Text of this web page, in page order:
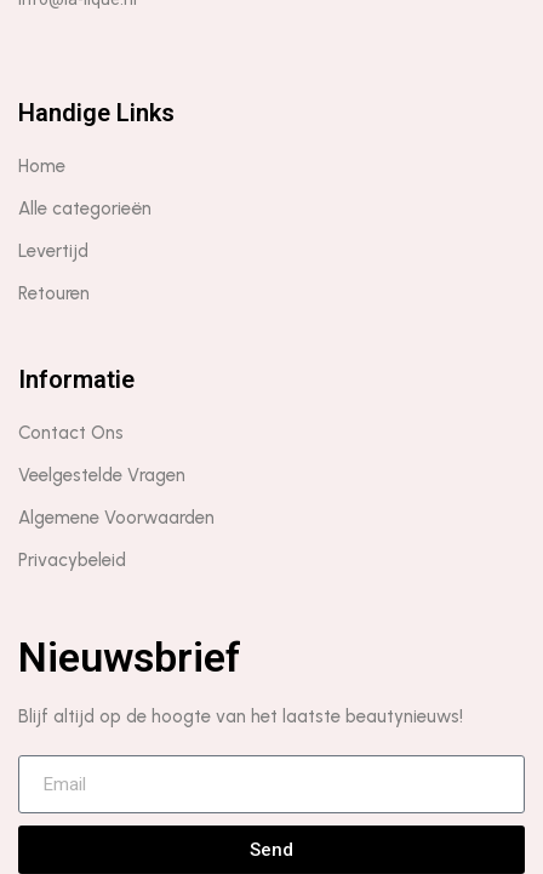
Handige Links
Home
Alle categorieën
Levertijd
Retouren
Informatie
Contact Ons
Veelgestelde Vragen
Algemene Voorwaarden
Privacybeleid
Nieuwsbrief
Blijf altijd op de hoogte van het laatste beautynieuws!
Send